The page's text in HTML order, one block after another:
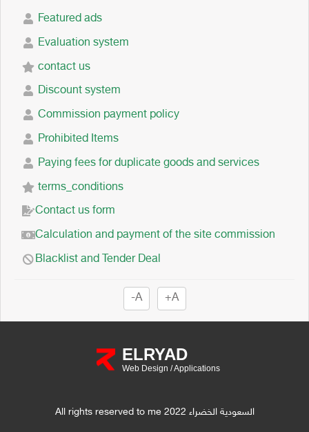
Featured ads
Evaluation system
contact us
Discount system
Commission payment policy
Prohibited Items
Paying fees for duplicate goods and services
terms_conditions
Contact us form
Calculation and payment of the site commission
Blacklist and Tender Deal
-A +A
All rights reserved to me السعودية الخضراء 2022
ELRYAD
Web Design /Applications